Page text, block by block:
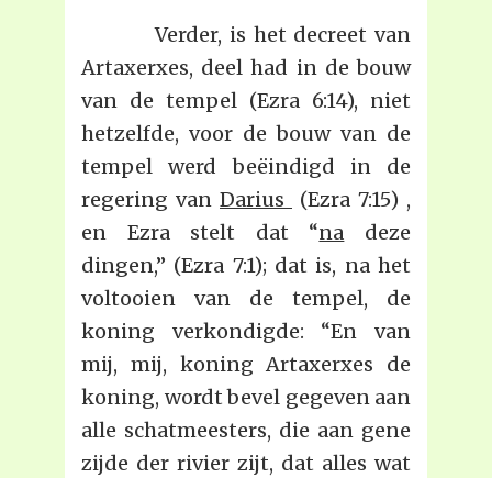
Verder, is het decreet van
Artaxerxes, deel had in de bouw
van de tempel (Ezra 6:14), niet
hetzelfde, voor de bouw van de
tempel werd beëindigd in de
regering van Darius
(Ezra 7:15) ,
en Ezra stelt dat “na deze
dingen,” (Ezra 7:1); dat is, na het
voltooien van de tempel, de
koning verkondigde: “En van
mij, mij, koning Artaxerxes de
koning, wordt bevel gegeven aan
alle schatmeesters, die aan gene
zijde der rivier zijt, dat alles wat